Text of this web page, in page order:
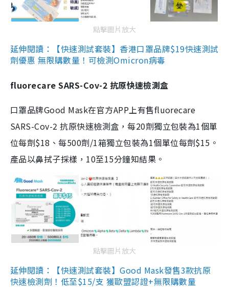
點擊圖片放大
延伸閱讀：【快速測試套裝】香港口罩品牌$19快速測試
劑優惠 無限購數量！可檢測Omicron病毒
fluorecare SARS-Cov-2 抗原快速檢測盒
口罩品牌Good Mask在官方APP上有售fluorecare
SARS-Cov-2 抗原快速檢測盒，每20劑獨立包裝為1個單
位每劑$18、每500劑/1箱獨立包裝為1個單位每劑$15。
產品以鼻拭子採樣，10至15分鐘知結果。
點擊圖片放大
延伸閱讀：【快速測試套裝】Good Mask發售3款抗原
快速檢測劑！低至$15/支 獲歐盟認證+無限購數量